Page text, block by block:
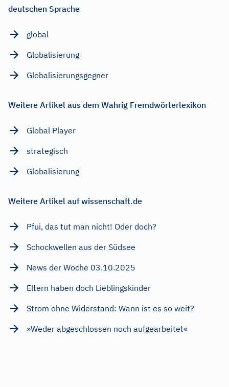
deutschen Sprache
global
Globalisierung
Globalisierungsgegner
Weitere Artikel aus dem Wahrig Fremdwörterlexikon
Global Player
strategisch
Globalisierung
Weitere Artikel auf wissenschaft.de
Pfui, das tut man nicht! Oder doch?
Schockwellen aus der Südsee
News der Woche 03.10.2025
Eltern haben doch Lieblingskinder
Strom ohne Widerstand: Wann ist es so weit?
»Weder abgeschlossen noch aufgearbeitet«